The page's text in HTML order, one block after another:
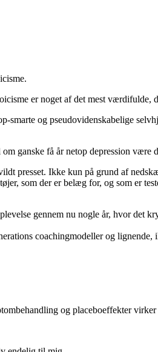
er noget af det mest
og pseudovidenskabelige
ganske få år netop depression være
presset. Ikke kun på grund af
som der er belæg for, og som er
gennem nu nogle år, hvor det
coachingmodeller og lignende,
og placeboeffekter